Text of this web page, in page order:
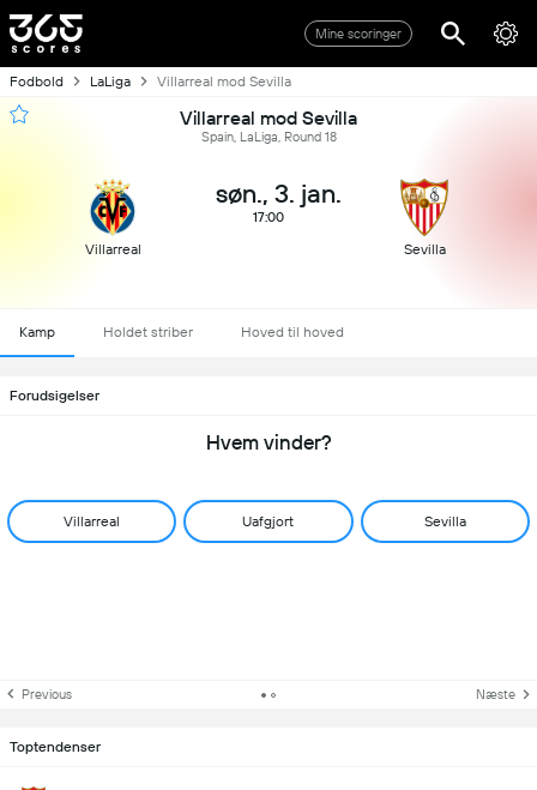
Mine scoringer
Fodbold LaLiga Villarreal mod Sevilla
Villarreal mod Sevilla
Spain, LaLiga, Round 18
Villarreal
søn., 3. jan.
17:00
Sevilla
Kamp Holdet striber Hoved til hoved
Forudsigelser
Hvem vinder?
Villarreal Uafgjort Sevilla
Previous Næste
Toptendenser